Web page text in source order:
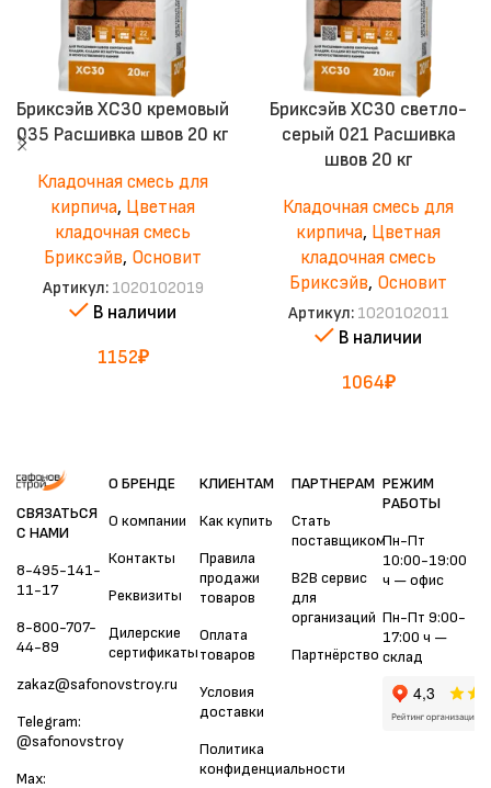
Бриксэйв ХС30 кремовый
035 Расшивка швов 20 кг
Кладочная смесь для
кирпича, Цветная
кладочная смесь
Бриксэйв, Основит
Артикул: 1020102019
В наличии
1152₽
Бриксэйв XC30 светло-
серый 021 Расшивка
швов 20 кг
Кладочная смесь для
кирпича, Цветная
кладочная смесь
Бриксэйв, Основит
Артикул: 1020102011
В наличии
1064₽
СВЯЗАТЬСЯ
С НАМИ
8-495-141-
11-17
8-800-707-
44-89
zakaz@safonovstroy.ru
Telegram:
@safonovstroy
Max:
О БРЕНДЕ
О компании
Контакты
Реквизиты
Дилерские
сертификаты
КЛИЕНТАМ
Как купить
Правила
продажи
товаров
Оплата
товаров
Условия
доставки
Политика
конфиденциальности
ПАРТНЕРАМ
Стать
поставщиком
B2B сервис
для
организаций
Партнёрство
РЕЖИМ
РАБОТЫ
Пн-Пт
10:00-19:00
ч — офис
Пн-Пт 9:00-
17:00 ч —
склад